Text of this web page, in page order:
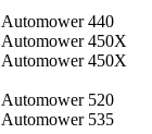
440
450X
450X
520
535